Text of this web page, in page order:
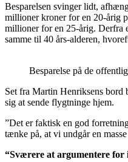
Besparelsen svinger lidt,
millioner kroner for en 20-årig
millioner for en 25-årig. Derfra
samme til 40 års-alderen,
Besparelse på de
Set fra Martin Henriksens bord
sig at sende flygtninge hjem.
”Det er faktisk en god
tænke på, at vi undgår en
“Sværere at argumentere for